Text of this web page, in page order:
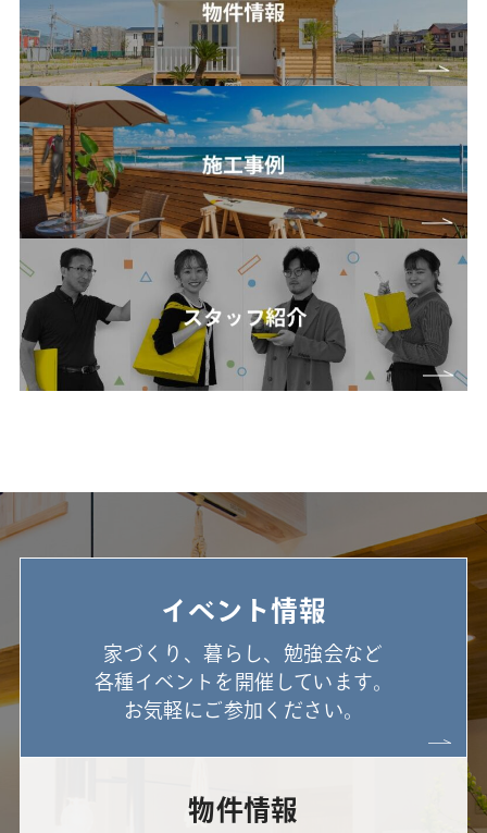
イベント情報
家づくり、暮らし、勉強会など
各種イベントを開催しています。
お気軽にご参加ください。
物件情報